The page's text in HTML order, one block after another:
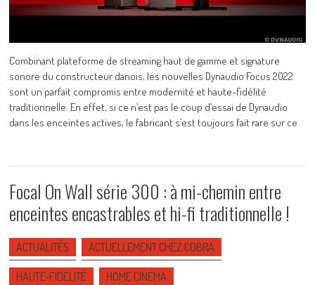
Combinant plateforme de streaming haut de gamme et signature
sonore du constructeur danois, les nouvelles Dynaudio Focus 2022
sont un parfait compromis entre modernité et haute-fidélité
traditionnelle. En effet, si ce n’est pas le coup d’essai de Dynaudio
dans les enceintes actives, le fabricant s’est toujours fait rare sur ce
Focal On Wall série 300 : à mi-chemin entre
enceintes encastrables et hi-fi traditionnelle !
ACTUALITÉS ACTUELLEMENT CHEZ COBRA
HAUTE-FIDÉLITÉ HOME CINÉMA